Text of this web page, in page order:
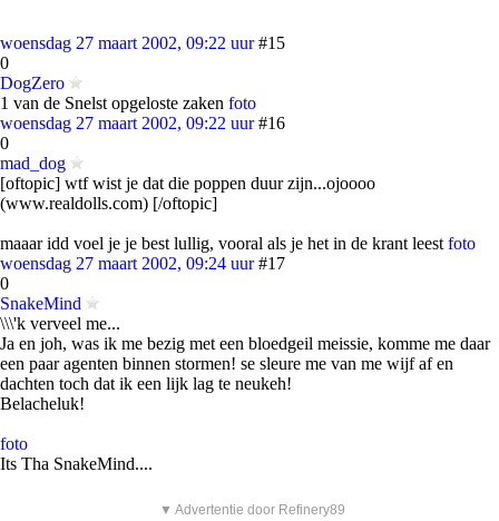
woensdag 27 maart 2002, 09:22 uur #15
0
DogZero
1 van de Snelst opgeloste zaken foto
woensdag 27 maart 2002, 09:22 uur #16
0
mad_dog
[oftopic] wtf wist je dat die poppen duur zijn...ojoooo
(www.realdolls.com) [/oftopic]
maaar idd voel je je best lullig, vooral als je het in de krant leest foto
woensdag 27 maart 2002, 09:24 uur #17
0
SnakeMind
\\\'k verveel me...
Ja en joh, was ik me bezig met een bloedgeil meissie, komme me daar
een paar agenten binnen stormen! se sleure me van me wijf af en
dachten toch dat ik een lijk lag te neukeh!
Belacheluk!
foto
Its Tha SnakeMind....
▼ Advertentie door Refinery89